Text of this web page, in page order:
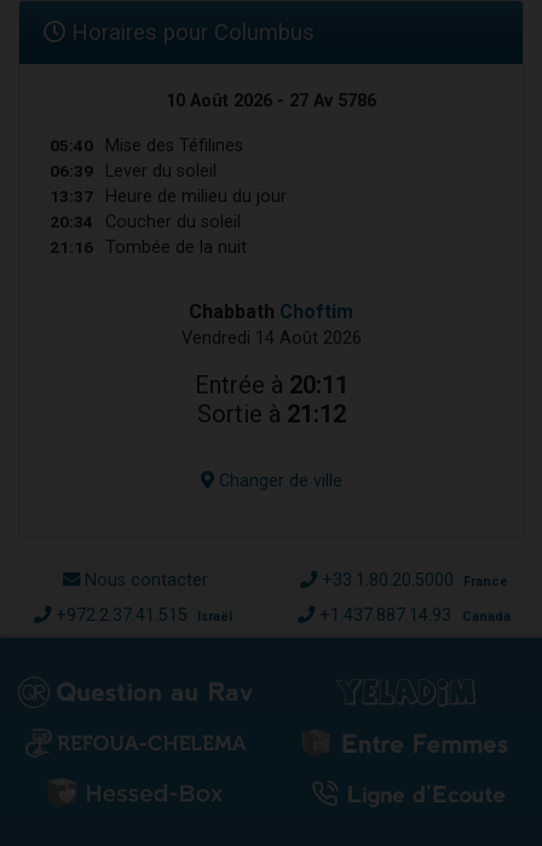
Horaires pour Columbus
10 Août 2026 - 27 Av 5786
05:40 Mise des Téfilines
06:39 Lever du soleil
13:37 Heure de milieu du jour
20:34 Coucher du soleil
21:16 Tombée de la nuit
Chabbath Choftim
Vendredi 14 Août 2026
Entrée à 20:11
Sortie à 21:12
Changer de ville
Nous contacter +33.1.80.20.5000 France
+972.2.37.41.515 Israël +1.437.887.14.93 Canada